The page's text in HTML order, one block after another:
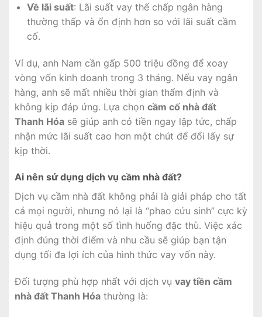
Về lãi suất: Lãi suất vay thế chấp ngân hàng
thường thấp và ổn định hơn so với lãi suất cầm
cố.
Ví dụ, anh Nam cần gấp 500 triệu đồng để xoay
vòng vốn kinh doanh trong 3 tháng. Nếu vay ngân
hàng, anh sẽ mất nhiều thời gian thẩm định và
không kịp đáp ứng. Lựa chọn cầm cố nhà đất
Thanh Hóa sẽ giúp anh có tiền ngay lập tức, chấp
nhận mức lãi suất cao hơn một chút để đổi lấy sự
kịp thời.
Ai nên sử dụng dịch vụ cầm nhà đất?
Dịch vụ cầm nhà đất không phải là giải pháp cho tất
cả mọi người, nhưng nó lại là “phao cứu sinh” cực kỳ
hiệu quả trong một số tình huống đặc thù. Việc xác
định đúng thời điểm và nhu cầu sẽ giúp bạn tận
dụng tối đa lợi ích của hình thức vay vốn này.
Đối tượng phù hợp nhất với dịch vụ vay tiền cầm
nhà đất Thanh Hóa thường là: